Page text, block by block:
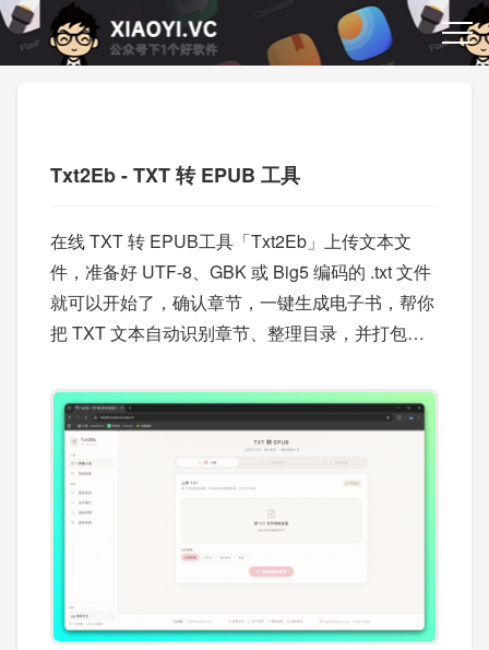
Txt2Eb - TXT 转 EPUB 工具
在线 TXT 转 EPUB工具「Txt2Eb」上传文本文
件，准备好 UTF-8、GBK 或 Big5 编码的 .txt 文件
就可以开始了，确认章节，一键生成电子书，帮你
把 TXT 文本自动识别章节、整理目录，并打包成